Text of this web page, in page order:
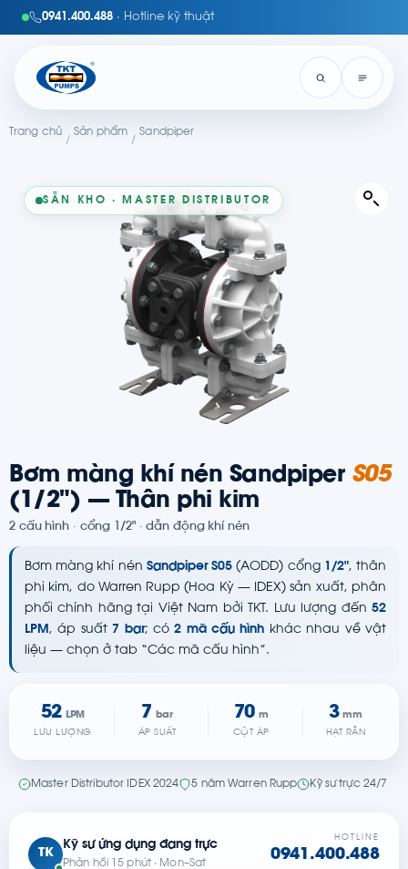
0941.400.488 · Hotline kỹ thuật
Trang chủ
/
Sản phẩm
/
Sandpiper
SẴN KHO · MASTER DISTRIBUTOR
Bơm màng khí nén Sandpiper S05
(1/2") — Thân phi kim
2 cấu hình · cổng 1/2" · dẫn động khí nén
Bơm màng khí nén Sandpiper S05 (AODD) cổng 1/2", thân
phi kim, do Warren Rupp (Hoa Kỳ — IDEX) sản xuất, phân
phối chính hãng tại Việt Nam bởi TKT. Lưu lượng đến 52
LPM, áp suất 7 bar; có2 mã cấu hình khác nhau về vật
liệu — chọn ở tab “Các mã cấu hình”.
52 LPM
LƯU LƯỢNG
7 bar
ÁP SUẤT
70 m
CỘT ÁP
3 mm
HẠT RẮN
Master Distributor IDEX 2024 5 năm Warren Rupp Kỹ sư trực 24/7
TK
Kỹ sư ứng dụng đang trực
Phản hồi 15 phút · Mon–Sat
HOTLINE
0941.400.488